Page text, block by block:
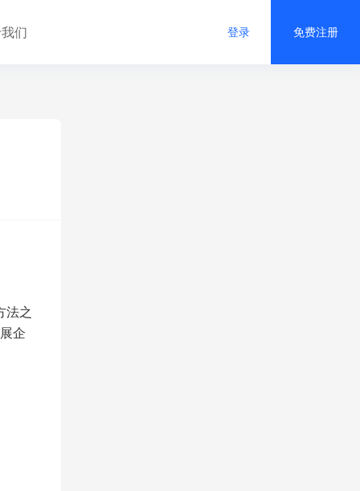
们 登录 免费注册
法之
企